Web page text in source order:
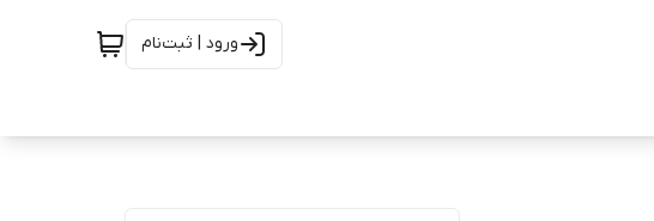
ورود | ثبت‌نام